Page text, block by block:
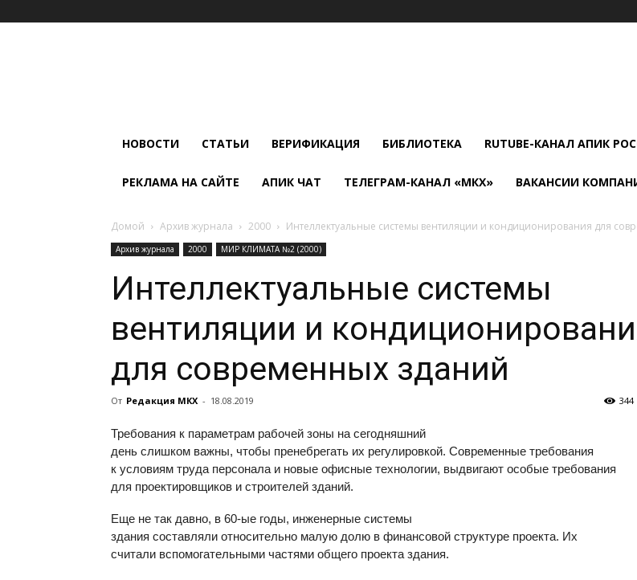
НОВОСТИ СТАТЬИ ВЕРИФИКАЦИЯ БИБЛИОТЕКА RUTUBE-КАНАЛ АПИК
РЕКЛАМА НА САЙТЕ АПИК ЧАТ ТЕЛЕГРАМ-КАНАЛ «МКХ» ВАКАНСИИ
Домой Архив журнала 2000 Интеллектуальные системы вентиляции и кондиционирования для
Архив журнала 2000 МИР КЛИМАТА №2 (2000)
Интеллектуальные системы
вентиляции и
для современных зданий
От Редакция МКХ - 18.08.2019 344
Требования к параметрам рабочей зоны на сегодняшний
день слишком важны, чтобы пренебрегать их регулировкой. Современные требования
к условиям труда персонала и новые офисные технологии, выдвигают особые требования
для проектировщиков и строителей зданий.
Еще не так давно, в 60-ые годы, инженерные системы
здания составляли относительно малую долю в финансовой структуре проекта. Их
считали вспомогательными частями общего проекта здания.